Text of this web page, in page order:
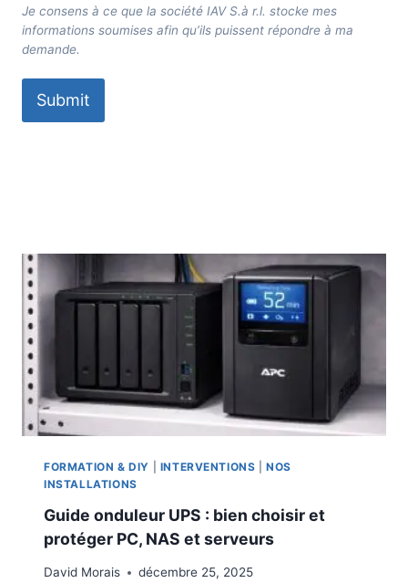
Je consens à ce que la société IAV S.à r.l. stocke mes
informations soumises afin qu’ils puissent répondre à ma
demande.
Submit
FORMATION & DIY INTERVENTIONS |NOS
INSTALLATIONS
Guide onduleur UPS : bien choisir et
protéger PC, NAS et serveurs
David Morais décembre 25, 2025